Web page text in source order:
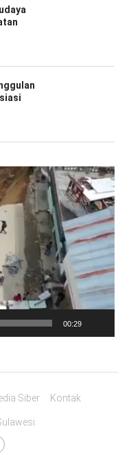
00:29
Siber Kontak